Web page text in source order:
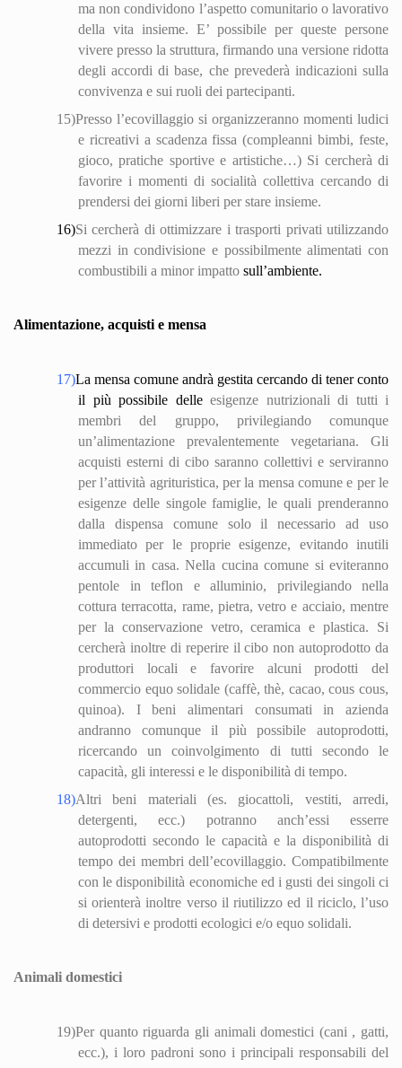
ma non condividono l’aspetto comunitario o lavorativo
della vita insieme. E’ possibile per queste persone
vivere presso la struttura, firmando una versione ridotta
degli accordi di base, che prevederà indicazioni sulla
convivenza e sui ruoli dei partecipanti.
15)Presso l’ecovillaggio si organizzeranno momenti ludici
e ricreativi a scadenza fissa (compleanni bimbi, feste,
gioco, pratiche sportive e artistiche…) Si cercherà di
favorire i momenti di socialità collettiva cercando di
prendersi dei giorni liberi per stare insieme.
16)Si cercherà di ottimizzare i trasporti privati utilizzando
mezzi in condivisione e possibilmente alimentati con
combustibili a minor impatto sull’ambiente.
Alimentazione, acquisti e mensa
17)La mensa comune andrà gestita cercando di tener conto
il più possibile delleesigenze nutrizionali di tutti i
membri del gruppo, privilegiando comunque
un’alimentazione prevalentemente vegetariana. Gli
acquisti esterni di cibo saranno collettivi e serviranno
per l’attività agrituristica, per la mensa comune e per le
esigenze delle singole famiglie, le quali prenderanno
dalla dispensa comune solo il necessario ad uso
immediato per le proprie esigenze, evitando inutili
accumuli in casa. Nella cucina comune si eviteranno
pentole in teflon e alluminio, privilegiando nella
cottura terracotta, rame, pietra, vetro e acciaio, mentre
per la conservazione vetro, ceramica e plastica. Si
cercherà inoltre di reperire il cibo non autoprodotto da
produttori locali e favorire alcuni prodotti del
commercio equo solidale (caffè, thè, cacao, cous cous,
quinoa). I beni alimentari consumati in azienda
andranno comunque il più possibile autoprodotti,
ricercando un coinvolgimento di tutti secondo le
capacità, gli interessi e le disponibilità di tempo.
18)Altri beni materiali (es. giocattoli, vestiti, arredi,
detergenti, ecc.) potranno anch’essi esserre
autoprodotti secondo le capacità e la disponibilità di
tempo dei membri dell’ecovillaggio. Compatibilmente
con le disponibilità economiche ed i gusti dei singoli ci
si orienterà inoltre verso il riutilizzo ed il riciclo, l’uso
di detersivi e prodotti ecologici e/o equo solidali.
Animali domestici
19)Per quanto riguarda gli animali domestici (cani , gatti,
ecc.), i loro padroni sono i principali responsabili del